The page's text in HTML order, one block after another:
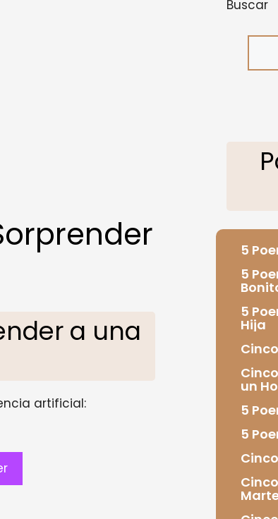
a una
artificial:
Buscar
5
5
5
Hija
un
5
5